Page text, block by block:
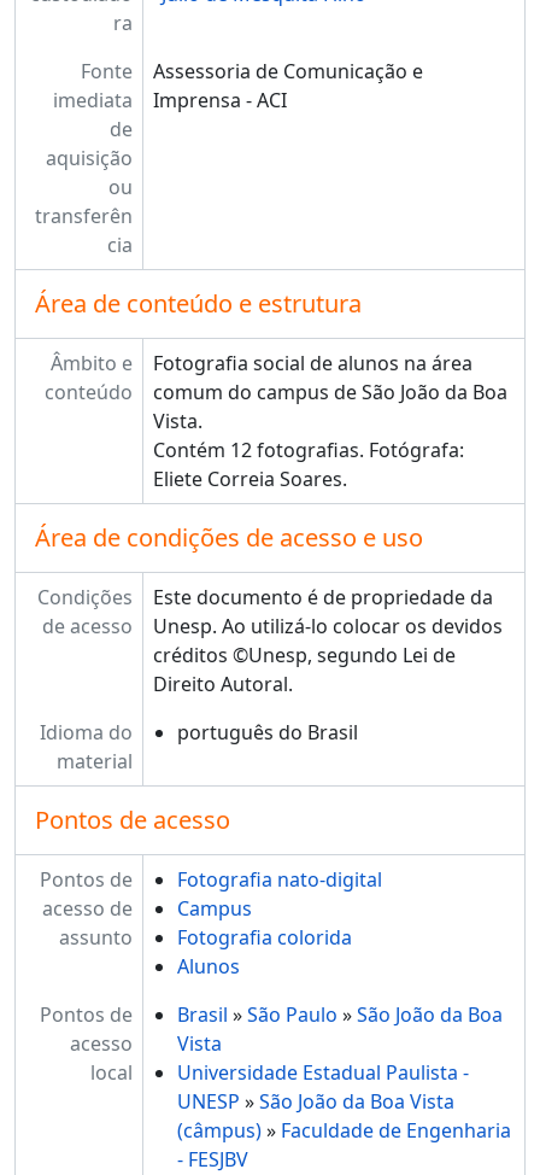
ra
Fonte
imediata
de
aquisição
ou
transferên
cia
Assessoria de Comunicação e
Imprensa - ACI
Área de conteúdo e estrutura
Âmbito e
conteúdo
Fotografia social de alunos na área
comum do campus de São João da Boa
Vista.
Contém 12 fotografias. Fotógrafa:
Eliete Correia Soares.
Área de condições de acesso e uso
Condições
de acesso
Este documento é de propriedade da
Unesp. Ao utilizá-lo colocar os devidos
créditos ©Unesp, segundo Lei de
Direito Autoral.
Idioma do
material
português do Brasil
Pontos de acesso
Pontos de
acesso de
assunto
Fotografia nato-digital
Campus
Fotografia colorida
Alunos
Pontos de
acesso
local
Brasil »São Paulo »São João da Boa
Vista
Universidade Estadual Paulista -
UNESP »São João da Boa Vista
(câmpus)» Faculdade de Engenharia
- FESJBV